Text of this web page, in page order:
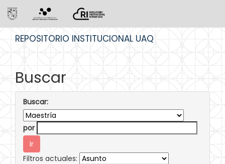
REPOSITORIO INSTITUCIONAL UAQ
Buscar
Buscar:
por
Filtros actuales: